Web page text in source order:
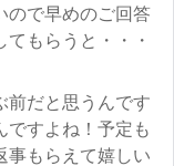
ので早めのご回答
もらうと・・・
前だと思うんです
ですよね！予定も
事もらえて嬉しい